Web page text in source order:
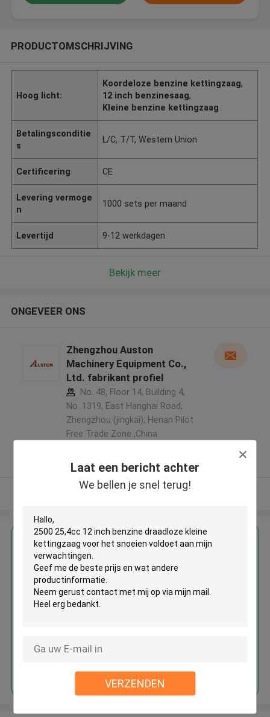
Laat een bericht achter
We bellen je snel terug!
VERZENDEN
PRODUCTOMSCHRIJVING
Hoog licht:
Koordeloze benzine kettingzaag,
12 inch benzinesaag,
Kleine benzine kettingzaag
Betalingsconditie
s
L/C, T/T, Western Union
Certificering CE
Levering vermoge
n
1000 sets per maand
Levertijd 9-12 werkdagen
Bekijk meer
ONGEVEER ONS
Zhengzhou Auston
Machinery Equipment Co.,
Ltd. fabrikant profiel
No. 48, Floor 14, Building 4,
No. 1319, East Hanghai Road,
Zhengzhou (jingkai), Henan Pilot
Free Trade Zone ,China
Geverifieerde Leverancier
Bekijk meer
Krijg de beste prijs voor
2500 25,4cc 12 inch benzine
draadloze kleine kettingzaag